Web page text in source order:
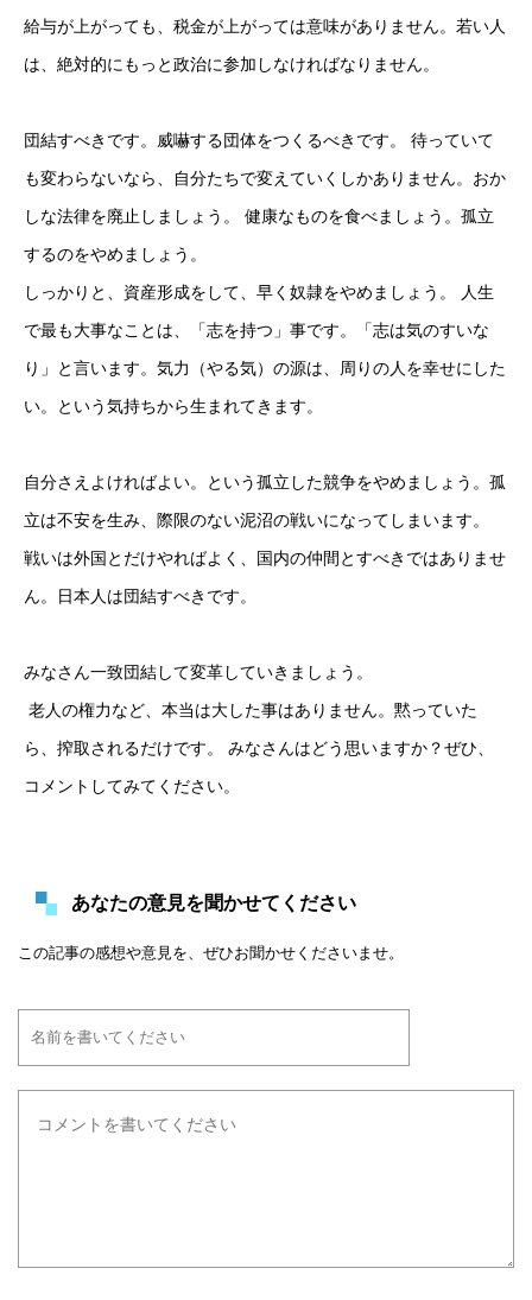
給与が上がっても、税金が上がっては意味がありません。若い人
は、絶対的にもっと政治に参加しなければなりません。
団結すべきです。威嚇する団体をつくるべきです。 待っていて
も変わらないなら、自分たちで変えていくしかありません。おか
しな法律を廃止しましょう。 健康なものを食べましょう。孤立
するのをやめましょう。
しっかりと、資産形成をして、早く奴隷をやめましょう。 人生
で最も大事なことは、「志を持つ」事です。「志は気のすいな
り」と言います。気力（やる気）の源は、周りの人を幸せにした
い。という気持ちから生まれてきます。
自分さえよければよい。という孤立した競争をやめましょう。孤
立は不安を生み、際限のない泥沼の戦いになってしまいます。
戦いは外国とだけやればよく、国内の仲間とすべきではありませ
ん。日本人は団結すべきです。
みなさん一致団結して変革していきましょう。
老人の権力など、本当は大した事はありません。黙っていた
ら、搾取されるだけです。 みなさんはどう思いますか？ぜひ、
コメントしてみてください。
あなたの意見を聞かせてください
この記事の感想や意見を、ぜひお聞かせくださいませ。